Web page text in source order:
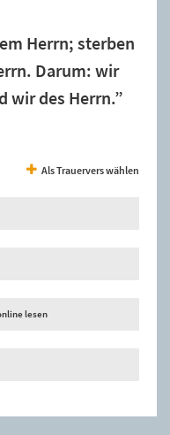
Herrn; sterben
Darum: wir
wir des Herrn.”
Als Trauervers wählen
lesen